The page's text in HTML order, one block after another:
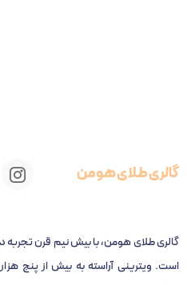
گالری طلای هومن
گالری طلای هومن، با بیش نیم قرن تجربه‌
است. ویترینی آراسته به بیش از پنج